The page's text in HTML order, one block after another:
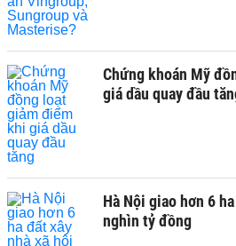
Chứng khoán Mỹ
giá dầu quay đầu
Hà Nội giao hơn 6
nghìn tỷ đồng